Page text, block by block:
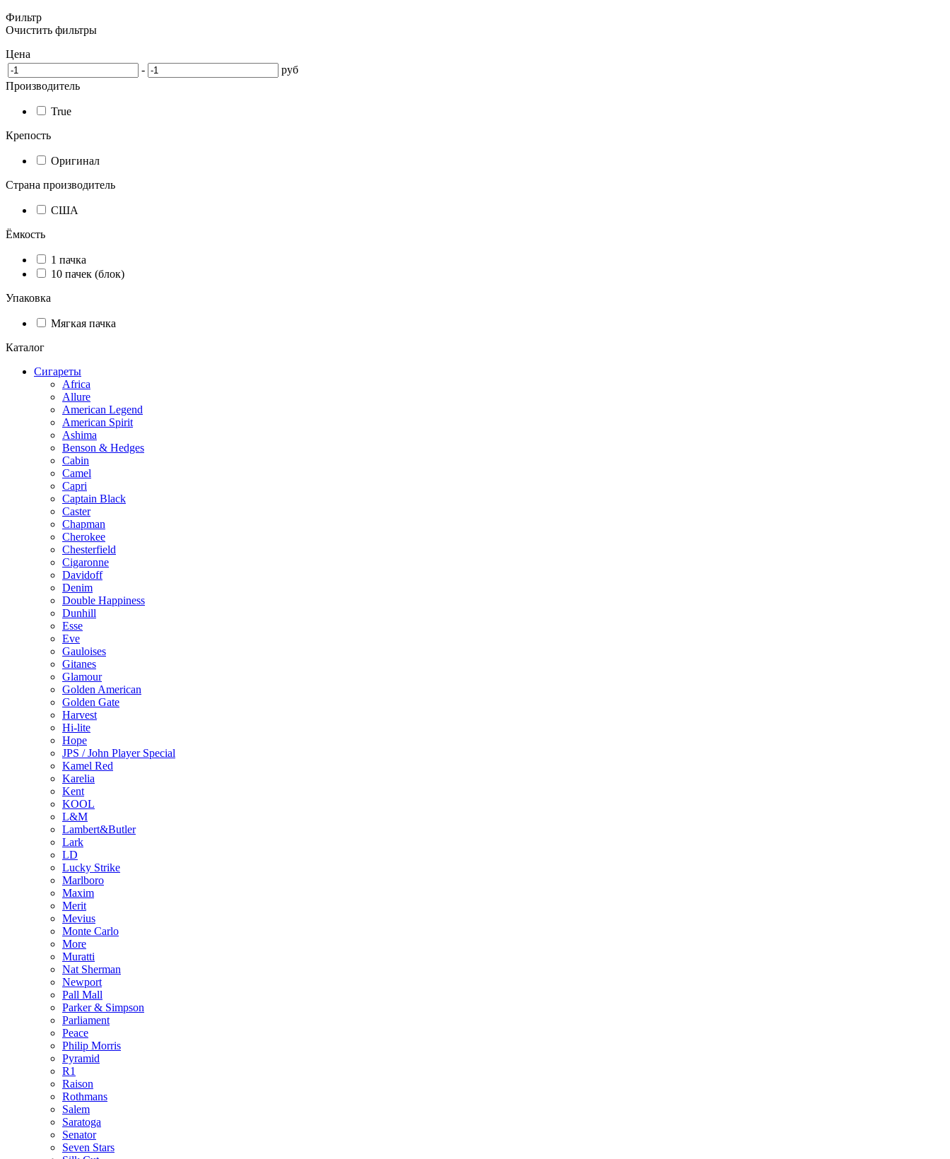
Фильтр
Очистить фильтры
Цена
-
руб
Производитель
True
Крепость
Оригинал
Страна производитель
США
Ёмкость
1 пачка
10 пачек (блок)
Упаковка
Мягкая пачка
Каталог
Сигареты
Africa
Allure
American Legend
American Spirit
Ashima
Benson & Hedges
Cabin
Camel
Capri
Captain Black
Caster
Chapman
Cherokee
Chesterfield
Cigaronne
Davidoff
Denim
Double Happiness
Dunhill
Esse
Eve
Gauloises
Gitanes
Glamour
Golden American
Golden Gate
Harvest
Hi-lite
Hope
JPS / John Player Special
Kamel Red
Karelia
Kent
KOOL
L&M
Lambert&Butler
Lark
LD
Lucky Strike
Marlboro
Maxim
Merit
Mevius
Monte Carlo
More
Muratti
Nat Sherman
Newport
Pall Mall
Parker & Simpson
Parliament
Peace
Philip Morris
Pyramid
R1
Raison
Rothmans
Salem
Saratoga
Senator
Seven Stars